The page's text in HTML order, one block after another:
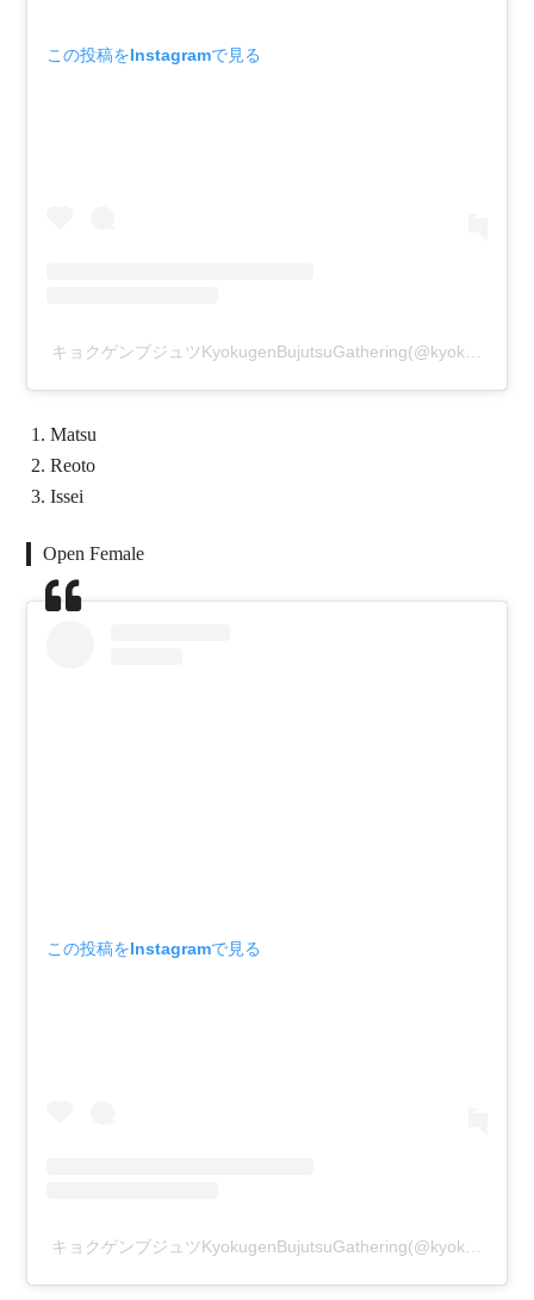
この投稿をInstagramで見る
Matsu
Reoto
Issei
Open Female
この投稿をInstagramで見る